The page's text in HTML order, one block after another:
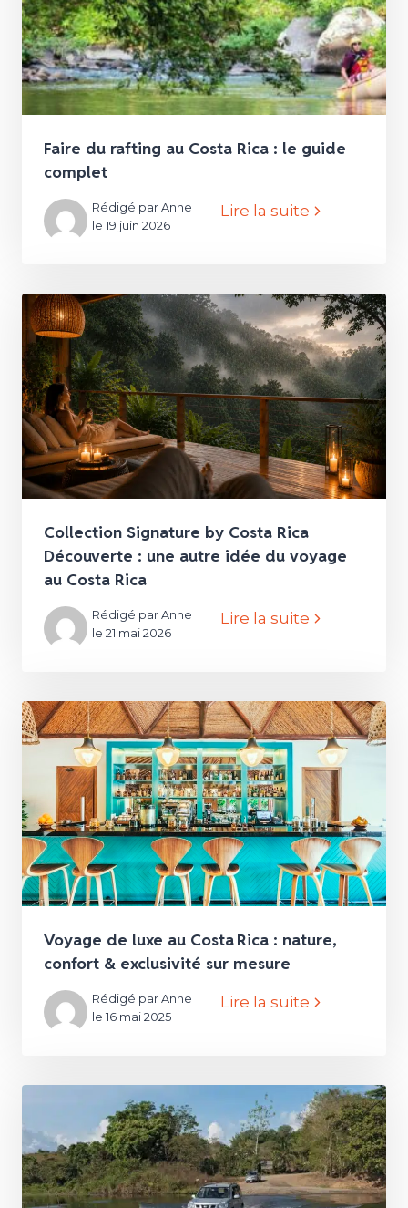
Faire du rafting au Costa Rica : le guide
complet
Rédigé par Anne
le 19 juin 2026
Lire la suite
Collection Signature by Costa Rica
Découverte : une autre idée du voyage
au Costa Rica
Rédigé par Anne
le 21 mai 2026
Lire la suite
Voyage de luxe au Costa Rica : nature,
confort & exclusivité sur mesure
Rédigé par Anne
le 16 mai 2025
Lire la suite